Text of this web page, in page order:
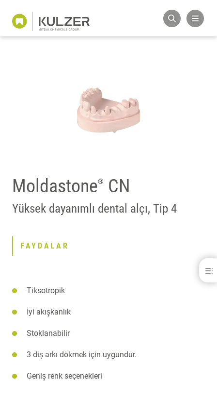
Moldastone® CN
Yüksek dayanımlı dental alçı, Tip 4
FAYDALAR
Tiksotropik
İyi akışkanlık
Stoklanabilir
3 diş arkı dökmek için uygundur.
Geniş renk seçenekleri